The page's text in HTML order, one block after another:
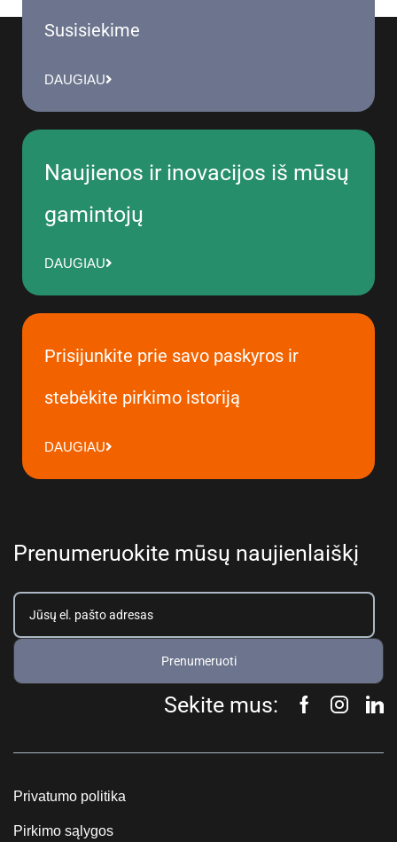
Susisiekime
DAUGIAU
Naujienos ir inovacijos iš mūsų
gamintojų
DAUGIAU
Prisijunkite prie savo paskyros ir
stebėkite pirkimo istoriją
DAUGIAU
Prenumeruokite mūsų naujienlaiškį
Prenumeruoti
Sekite mus:
Privatumo politika
Pirkimo sąlygos